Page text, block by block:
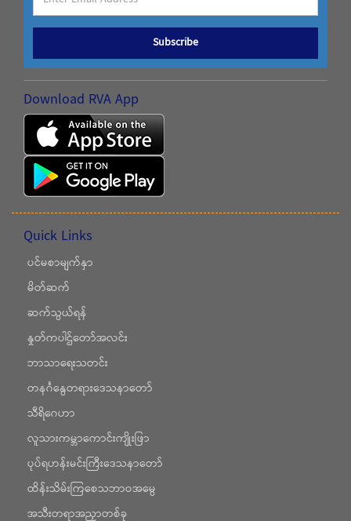
Subscribe
Download RVA App
Quick Links
ပင်မစာမျက်နှာ
မိတ်ဆက်
ဆက်သွယ်ရန်
နှုတ်ကပါဌ်တော်အလင်း
ဘာသာရေးသတင်း
တနင်္ဂနွေတရားဒေသနာတော်
သီရိဂေဟာ
လူသားကမ္ဘာကောင်းကျိုးဖြာ
ပုပ်ရဟန်းမင်းကြီးဒေသနာတော်
ထိန်းသိမ်းကြစေသဘာဝအမွေ
အသီးတရာအညှာတစ်ခု